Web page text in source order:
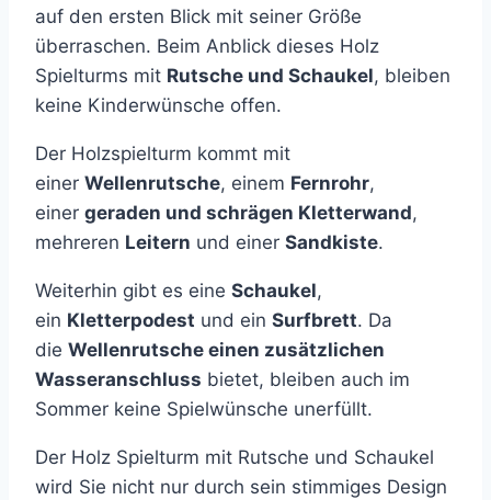
auf den ersten Blick mit seiner Größe
überraschen. Beim Anblick dieses Holz
Spielturms mit Rutsche und Schaukel, bleiben
keine Kinderwünsche offen.
Der Holzspielturm kommt mit
einer Wellenrutsche, einem Fernrohr,
einer geraden und schrägen Kletterwand,
mehreren Leitern und einer Sandkiste.
Weiterhin gibt es eine Schaukel,
ein Kletterpodest und ein Surfbrett. Da
die Wellenrutsche einen zusätzlichen
Wasseranschluss bietet, bleiben auch im
Sommer keine Spielwünsche unerfüllt.
Der Holz Spielturm mit Rutsche und Schaukel
wird Sie nicht nur durch sein stimmiges Design